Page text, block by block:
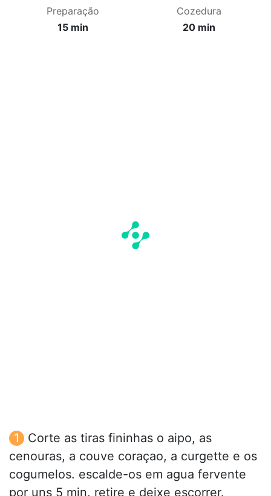
Preparação
15 min
Cozedura
20 min
Corte as tiras fininhas o aipo, as
cenouras, a couve coraçao, a curgette e os
cogumelos. escalde-os em agua fervente
por uns 5 min. retire e deixe escorrer.